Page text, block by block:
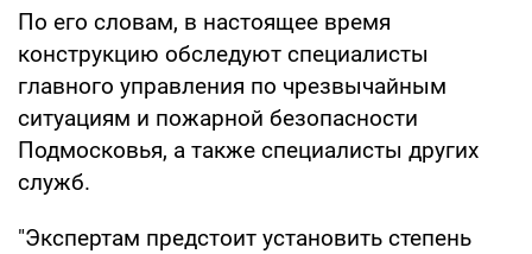
По его словам, в настоящее время
конструкцию обследуют специалисты
главного управления по чрезвычайным
ситуациям и пожарной безопасности
Подмосковья, а также специалисты других
служб.
"Экспертам предстоит установить степень